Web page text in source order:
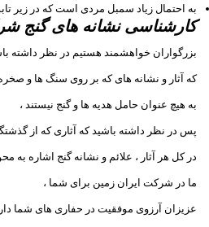
به احتمال زیاد سمبل مردی است که در زیر
کارشناسی نشانه های گنج
بزرگواران خواهشمند هستیم در نظر داشته
که آثار و نشانه های که بر روی سنگ ها و
به هیچ عنوان حامل هدیه ها و گنج نیستند ،
پس در نظر داشته باشید که آثاری که از
در کل هر آثار ، علائم و نشانه گنج اشاره به
ما در شرکت ایران زمین برای شما ،
عزیزان آرزوی موفقیت در حفاری های شما